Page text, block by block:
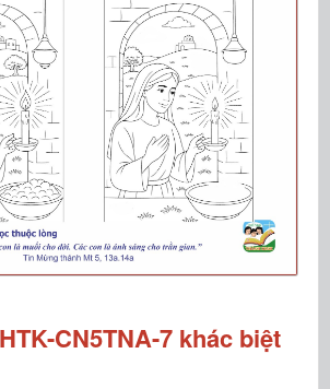
CN5TNA-7 khác biệt